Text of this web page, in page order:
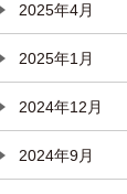
2025年4月
2025年1月
2024年12月
2024年9月